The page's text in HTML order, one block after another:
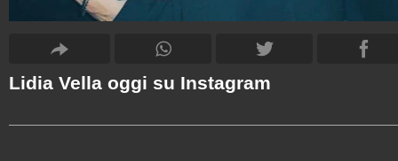
Lidia Vella oggi su Instagram